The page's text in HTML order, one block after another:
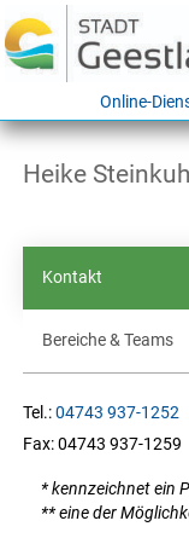
Online-
Heike
Kontakt
Bereiche & Teams
Tel.:04743 937-1252
Fax:04743 937-1259
* kennzeichnet ein
** eine der